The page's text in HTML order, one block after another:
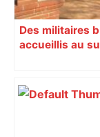
Des militaires
accueillis au